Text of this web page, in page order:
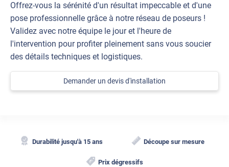
Offrez-vous la sérénité d'un résultat impeccable et d'une
pose professionnelle grâce à notre réseau de poseurs !
Validez avec notre équipe le jour et l'heure de
l'intervention pour profiter pleinement sans vous soucier
des détails techniques et logistiques.
Demander un devis d'installation
Durabilité jusqu'à 15 ans Découpe sur mesure
Prix dégressifs